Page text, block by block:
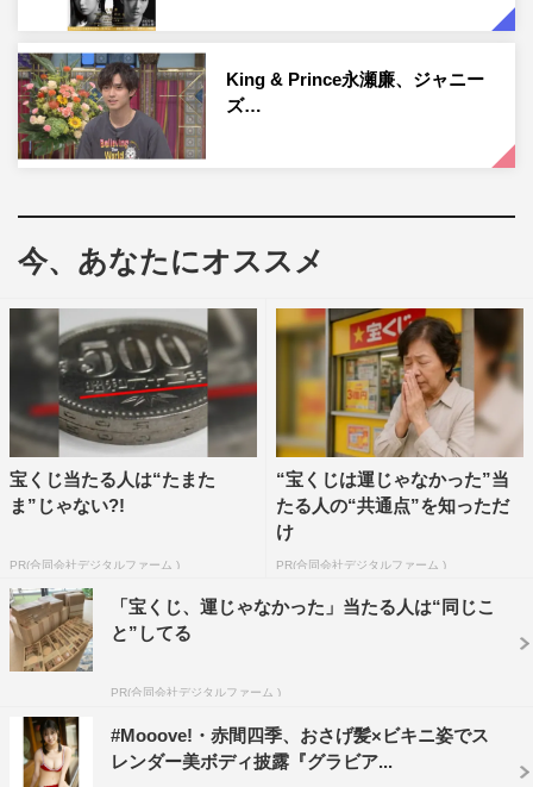
King & Prince永瀬廉、ジャニー
ズ…
今、あなたにオススメ
宝くじ当たる人は“たまた
ま”じゃない?!
PR(合同会社デジタルファーム )
“宝くじは運じゃなかった”当
たる人の“共通点”を知っただ
け
PR(合同会社デジタルファーム )
「宝くじ、運じゃなかった」当たる人は“同じこ
と”してる
PR(合同会社デジタルファーム )
#Mooove!・赤間四季、おさげ髪×ビキニ姿でス
レンダー美ボディ披露『グラビア...